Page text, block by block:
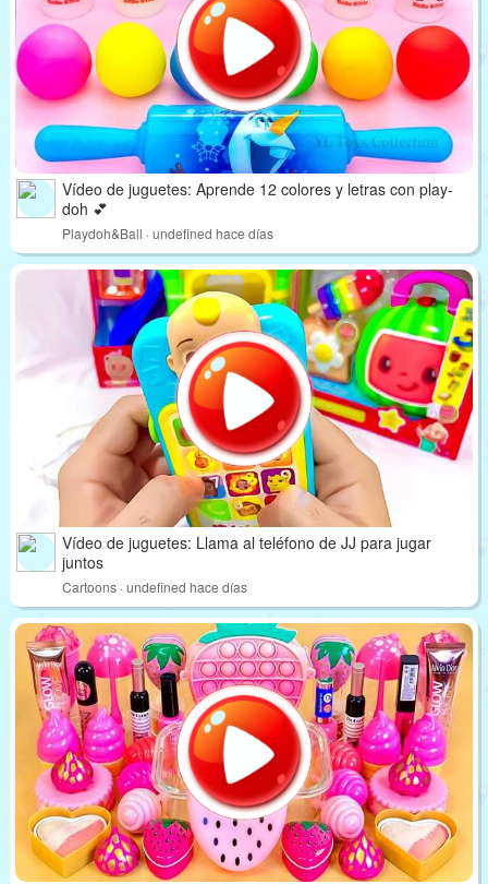
Vídeo de juguetes: Aprende 12 colores y letras con play-
doh 💕
Playdoh&Ball · undefined hace días
Vídeo de juguetes: Llama al teléfono de JJ para jugar
juntos
Cartoons · undefined hace días